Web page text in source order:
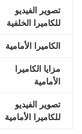
تصوير الفيديو
للكاميرا الخلفية
الكاميرا الأمامية
مزايا الكاميرا
الأمامية
تصوير الفيديو
للكاميرا الأمامية